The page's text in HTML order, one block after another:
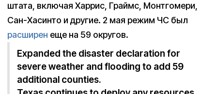
штата, включая Харрис, Граймс, Монтгомери,
Сан-Хасинто и другие. 2 мая режим ЧС был
расширен еще на 59 округов.
Expanded the disaster declaration for
severe weather and flooding to add 59
additional counties.